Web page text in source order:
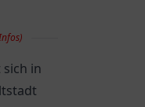
sich in